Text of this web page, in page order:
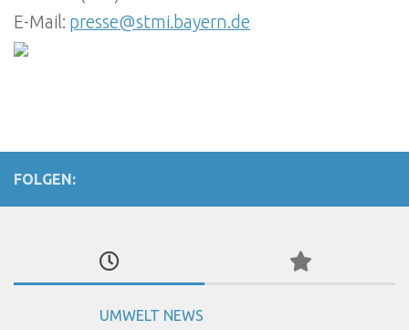
E-Mail: presse@stmi.bayern.de
FOLGEN:
UMWELT NEWS